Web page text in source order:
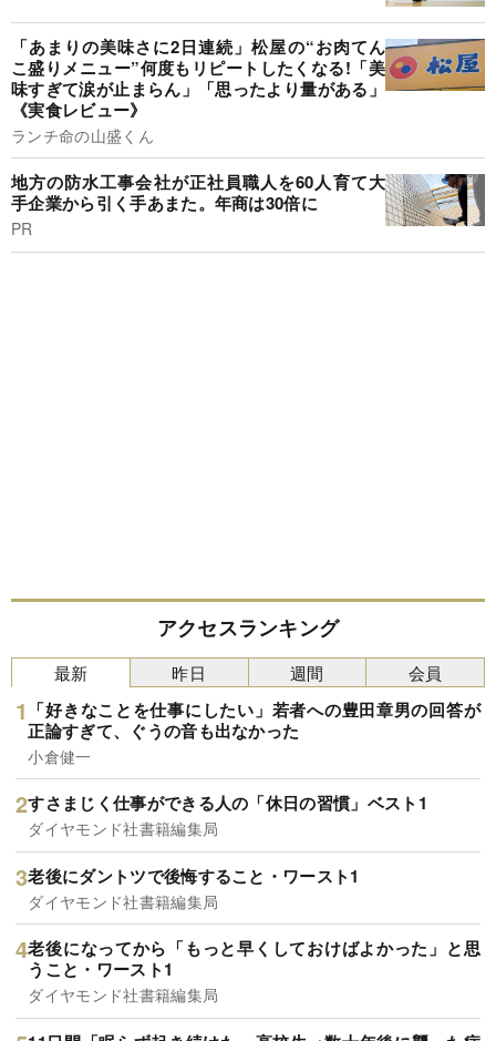
「あまりの美味さに2日連続」松屋の“お肉てん
こ盛りメニュー”何度もリピートしたくなる!「美
味すぎて涙が止まらん」「思ったより量がある」
《実食レビュー》
ランチ命の山盛くん
地方の防水工事会社が正社員職人を60人育て大
手企業から引く手あまた。年商は30倍に
PR
アクセスランキング
最新
「好きなことを仕事にしたい」若者への豊田章男の回答が
正論すぎて、ぐうの音も出なかった
小倉健一
すさまじく仕事ができる人の「休日の習慣」ベスト1
ダイヤモンド社書籍編集局
老後にダントツで後悔すること・ワースト1
ダイヤモンド社書籍編集局
老後になってから「もっと早くしておけばよかった」と思
うこと・ワースト1
ダイヤモンド社書籍編集局
昨日 週間 会員